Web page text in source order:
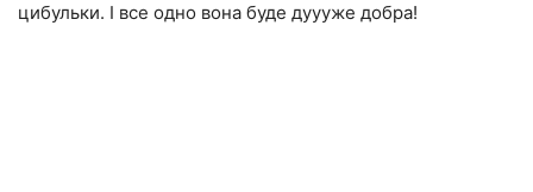
цибульки. І все одно вона буде дуууже добра!